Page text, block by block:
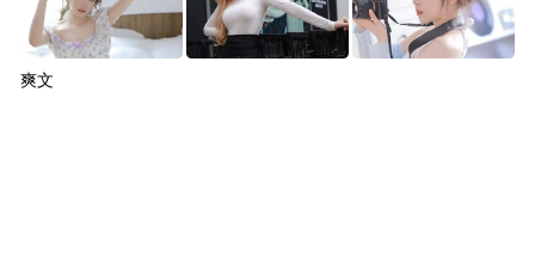
爽文